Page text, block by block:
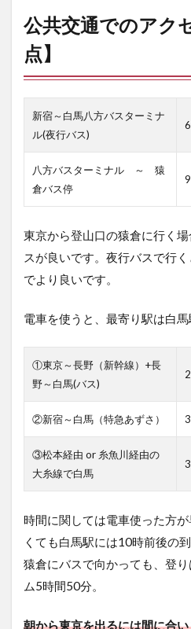
さ
い
ご
に
公共交通でのアク
点】
新宿～白馬八方バスターミナ
ル(夜行バス)
八方バスターミナル ～ 猿
倉バス停
東京から登山口の猿倉に行く
スが良いです。夜行バスで行
でより良いです。
電車を使うと、最寄り駅は白馬
①東京～長野（新幹線）+長
野～白馬(バス)
②新宿～白馬（特急あずさ）
③松本経由 or 糸魚川経由の
大糸線で白馬
時間に関しては電車使った方
くても白馬駅には10時前後の
猿倉にバスで向かっても、登
ム5時間50分。
朝から東京を出るには間に合